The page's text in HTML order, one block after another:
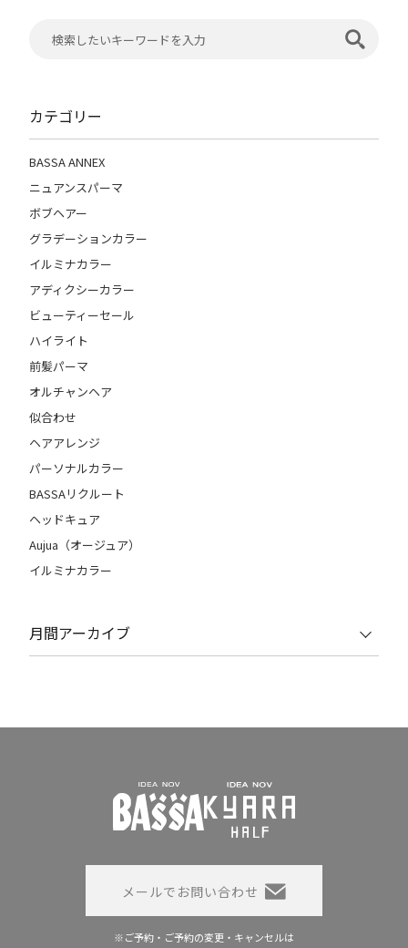
カテゴリー
BASSA ANNEX
ニュアンスパーマ
ボブヘアー
グラデーションカラー
イルミナカラー
アディクシーカラー
ビューティーセール
ハイライト
前髪パーマ
オルチャンヘア
似合わせ
ヘアアレンジ
パーソナルカラー
BASSAリクルート
ヘッドキュア
Aujua（オージュア）
イルミナカラー
月間アーカイブ
メールでお問い合わせ
※ご予約・ご予約の変更・キャンセルは